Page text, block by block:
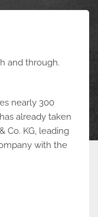
and through.
nearly 300
already taken
Co. KG, leading
with the